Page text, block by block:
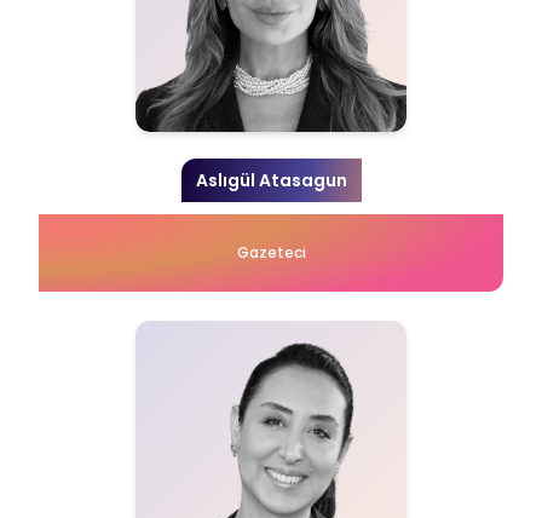
Aslıgül Atasagun
Gazeteci